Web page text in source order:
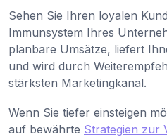
Sehen Sie Ihren loyalen
Immunsystem Ihres
planbare Umsätze, liefert
und wird durch
stärksten Marketingkanal.
Wenn Sie tiefer einsteigen
auf bewährte Strategien zur